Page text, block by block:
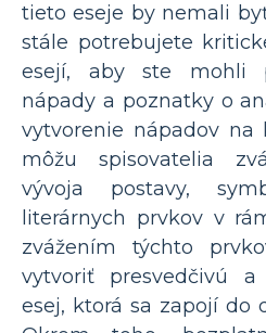
tieto eseje by nemali
stále potrebujete
esejí, aby ste mohli
nápady a poznatky o
vytvorenie nápadov
môžu spisovatelia
vývoja postavy,
literárnych prvkov v
zvážením týchto
vytvoriť presvedčivú
esej, ktorá sa zapojí do